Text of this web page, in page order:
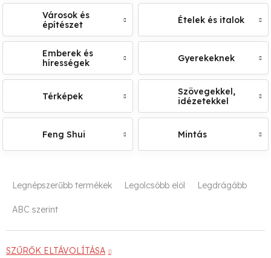
Városok és
építészet
Ételek és italok
Emberek és
hírességek
Gyerekeknek
Térképek
Szövegekkel,
idézetekkel
Feng Shui Mintás
T
m
Legnépszerűbb termékek Legolcsóbb elöl Legdrágább
ABC szerint
SZŰRŐK ELTÁVOLÍTÁSA